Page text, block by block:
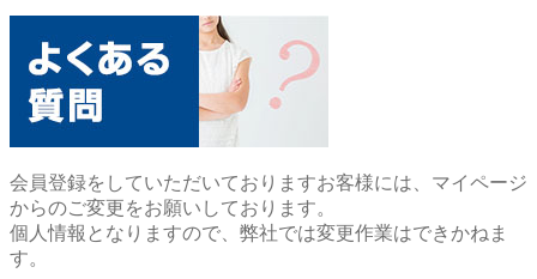
会員登録をしていただいておりますお客様には、マイページ
からのご変更をお願いしております。
個人情報となりますので、弊社では変更作業はできかねま
す。